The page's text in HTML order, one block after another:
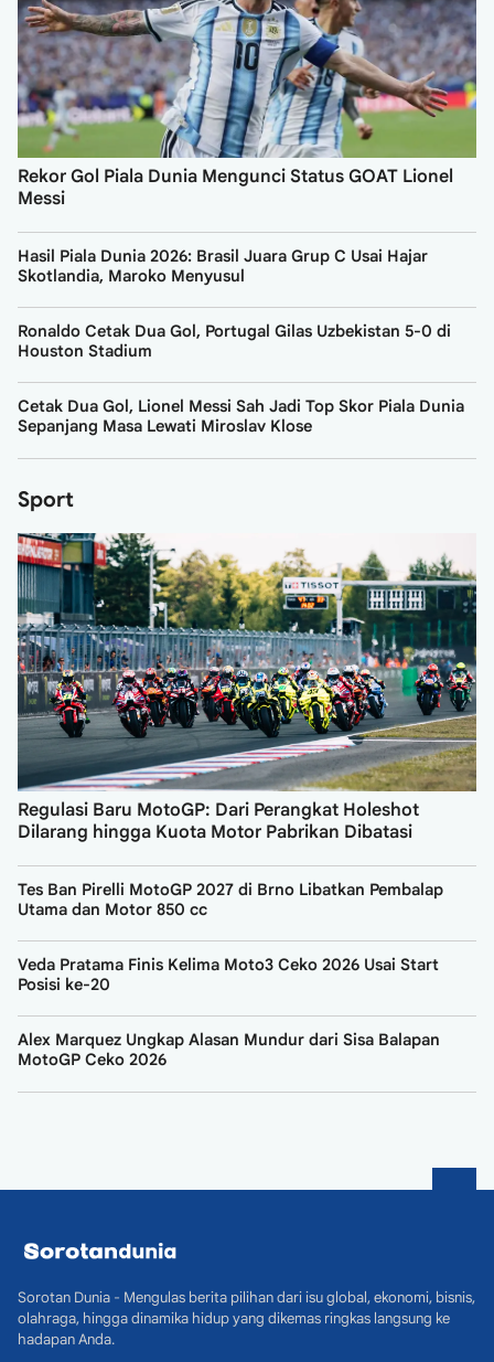
Rekor Gol Piala Dunia Mengunci Status GOAT Lionel
Messi
Hasil Piala Dunia 2026: Brasil Juara Grup C Usai Hajar
Skotlandia, Maroko Menyusul
Ronaldo Cetak Dua Gol, Portugal Gilas Uzbekistan 5-0 di
Houston Stadium
Cetak Dua Gol, Lionel Messi Sah Jadi Top Skor Piala Dunia
Sepanjang Masa Lewati Miroslav Klose
Sport
Regulasi Baru MotoGP: Dari Perangkat Holeshot
Dilarang hingga Kuota Motor Pabrikan Dibatasi
Tes Ban Pirelli MotoGP 2027 di Brno Libatkan Pembalap
Utama dan Motor 850 cc
Veda Pratama Finis Kelima Moto3 Ceko 2026 Usai Start
Posisi ke-20
Alex Marquez Ungkap Alasan Mundur dari Sisa Balapan
MotoGP Ceko 2026
Sorotan Dunia - Mengulas berita pilihan dari isu global, ekonomi, bisnis,
olahraga, hingga dinamika hidup yang dikemas ringkas langsung ke
hadapan Anda.